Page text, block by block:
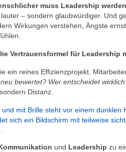
muss Leadership
– sondern glaubwürdiger. Und
Wirkungen verstehen, Ängste
Vertrauensformel für Leadership
ein reines Effizienzprojekt.
bewertet? Wer entscheidet
Distanz.
und Leadership zu